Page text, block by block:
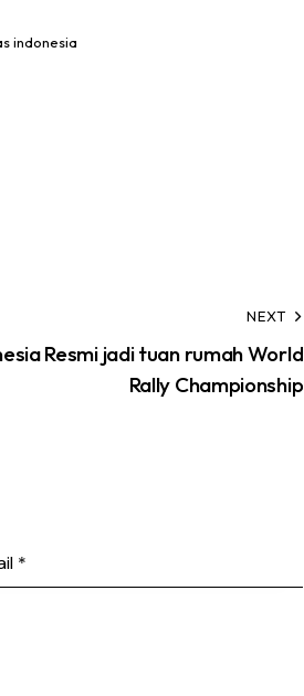
indonesia
NEXT
Resmi jadi tuan rumah World
Rally Championship